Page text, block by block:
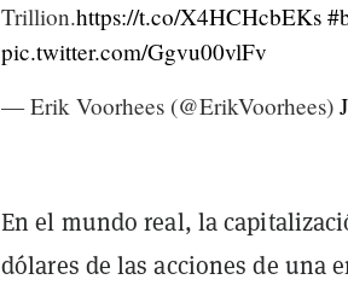
Trillion.https://t.co/X4HCHcbEKs
pic.twitter.com/Ggvu00vlFv
— Erik Voorhees (@ErikVoorhees)
En el mundo real, la
dólares de las acciones de una